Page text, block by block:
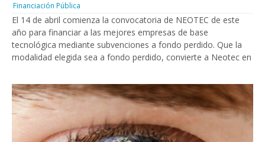
Financiación Pública
El 14 de abril comienza la convocatoria de NEOTEC de este
año para financiar a las mejores empresas de base
tecnológica mediante subvenciones a fondo perdido. Que la
modalidad elegida sea a fondo perdido, convierte a Neotec en